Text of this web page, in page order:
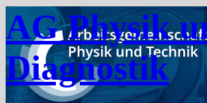
AG Physik
Diagnostik